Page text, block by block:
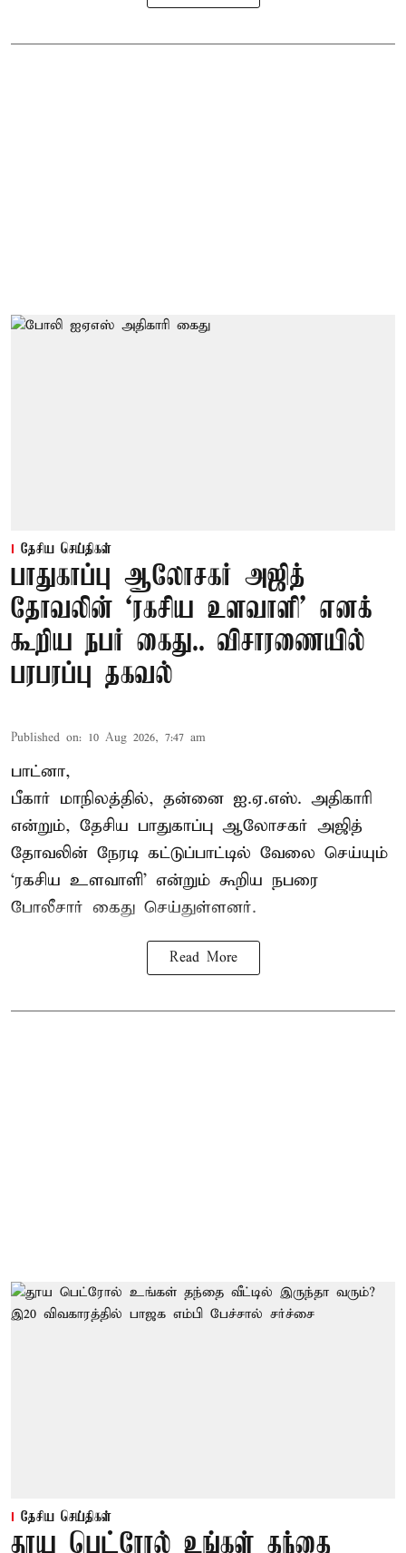
தேசிய செய்திகள்
பாதுகாப்பு ஆலோசகர் அஜித்
தோவலின் ‘ரகசிய உளவாளி’ எனக்
கூறிய நபர் கைது.. விசாரணையில்
பரபரப்பு தகவல்
Published on: 10 Aug 2026, 7:47 am
பாட்னா,
பீகார் மாநிலத்தில், தன்னை ஐ.ஏ.எஸ். அதிகாரி
என்றும், தேசிய பாதுகாப்பு ஆலோசகர் அஜித்
தோவலின் நேரடி கட்டுப்பாட்டில் வேலை செய்யும்
‘ரகசிய உளவாளி’ என்றும் கூறிய நபரை
போலீசார் கைது செய்துள்ளனர்.
Read More
தேசிய செய்திகள்
தூய பெட்ரோல் உங்கள் தந்தை